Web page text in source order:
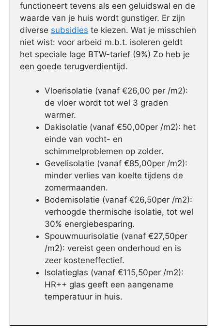
functioneert tevens als een geluidswal en de
waarde van je huis wordt gunstiger. Er zijn
diverse subsidies te kiezen. Wat je misschien
niet wist: voor arbeid m.b.t. isoleren geldt
het speciale lage BTW-tarief (9%) Zo heb je
een goede terugverdientijd.
Vloerisolatie (vanaf €26,00 per /m2):
de vloer wordt tot wel 3 graden
warmer.
Dakisolatie (vanaf €50,00per /m2): het
einde van vocht- en
schimmelproblemen op zolder.
Gevelisolatie (vanaf €85,00per /m2):
minder verlies van koelte tijdens de
zomermaanden.
Bodemisolatie (vanaf €26,50per /m2):
verhoogde thermische isolatie, tot wel
30% energiebesparing.
Spouwmuurisolatie (vanaf €27,50per
/m2): vereist geen onderhoud en is
zeer kosteneffectief.
Isolatieglas (vanaf €115,50per /m2):
HR++ glas geeft een aangename
temperatuur in huis.